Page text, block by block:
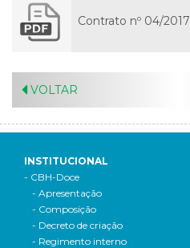
Contrato nº 04/2017
VOLTAR
INSTITUCIONAL
- CBH-Doce
- Apresentação
- Composição
- Decreto de criação
- Regimento interno